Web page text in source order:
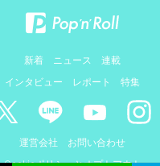
新着 ニュース
連載
インタビュー
レポート 特集
運営会社
お問い合わせ